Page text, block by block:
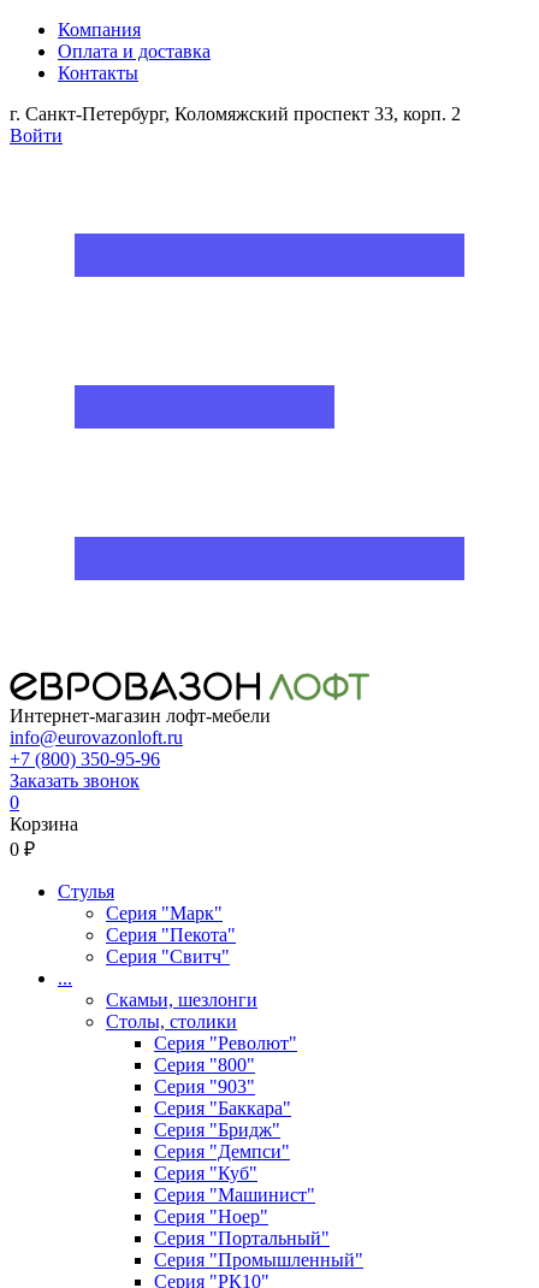
Компания
Оплата и доставка
Контакты
г. Санкт-Петербург, Коломяжский проспект 33, корп. 2
Войти
Интернет-магазин лофт-мебели
info@eurovazonloft.ru
+7 (800) 350-95-96
Заказать звонок
0
Корзина
0 ₽
Стулья
Серия "Марк"
Серия "Пекота"
Серия "Свитч"
...
Скамьи, шезлонги
Столы, столики
Серия "Револют"
Серия "800"
Серия "903"
Серия "Баккара"
Серия "Бридж"
Серия "Демпси"
Серия "Куб"
Серия "Машинист"
Серия "Ноер"
Серия "Портальный"
Серия "Промышленный"
Серия "РК10"